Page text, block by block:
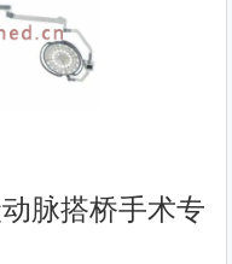
脉搭桥手术专